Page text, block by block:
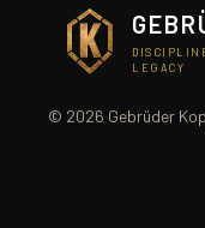
LEGACY
© 2026 Gebrüder